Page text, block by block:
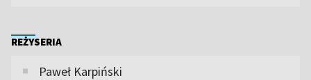
REŻYSERIA
Paweł Karpiński